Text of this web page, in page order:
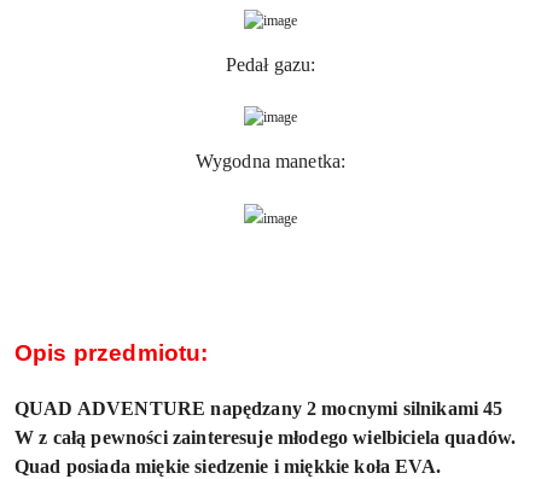
Pedał gazu:
Wygodna manetka:
Opis przedmiotu:
QUAD ADVENTURE napędzany 2 mocnymi silnikami 45
W z całą pewności zainteresuje młodego wielbiciela quadów.
Quad posiada miękie siedzenie i miękkie koła EVA.